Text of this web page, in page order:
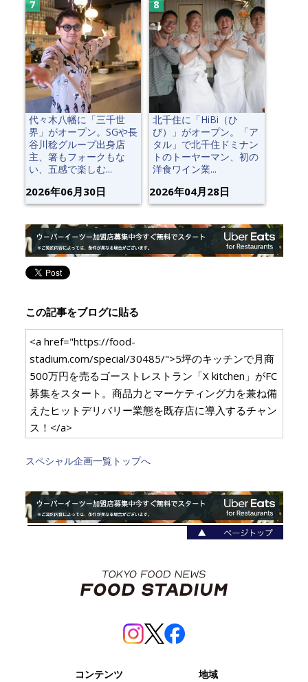
代々木八幡に「三千世
界」がオープン。SGや長
谷川稔グループ出身店
主、箸もフォークもな
い、五感で楽しむ...
2026年06月30日
北千住に「HiBi（ひ
び）」がオープン。「ア
タル」で北千住ドミナン
トのトーヤーマン、初の
洋食ワイン業...
2026年04月28日
この記事をブログに貼る
<a href="https://food-
stadium.com/special/30485/">5坪のキッチンで月商
500万円を売るゴーストレストラン「X kitchen」がFC
募集をスタート。商品力とマーケティング力を兼ね備
えたヒットデリバリー業態を既存店に導入するチャン
ス！</a>
スペシャル企画一覧トップへ
コンテンツ
地域